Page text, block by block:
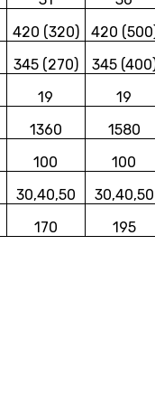
420 (320)
420
345 (270)
345
19
19
1360
1580
100
100
30,40,50
30,40,50
170 195